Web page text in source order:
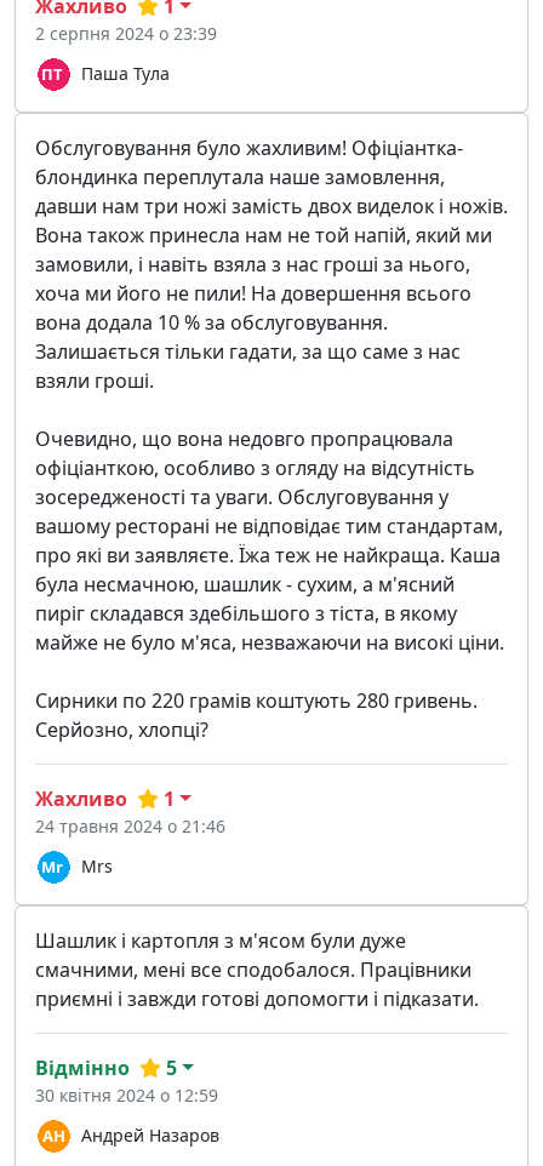
Паша Тула
Жахливо 1
2 серпня 2024 о 23:39
Обслуговування було жахливим! Офіціантка-
блондинка переплутала наше замовлення,
давши нам три ножі замість двох виделок і ножів.
Вона також принесла нам не той напій, який ми
замовили, і навіть взяла з нас гроші за нього,
хоча ми його не пили! На довершення всього
вона додала 10 % за обслуговування.
Залишається тільки гадати, за що саме з нас
взяли гроші.
Очевидно, що вона недовго пропрацювала
офіціанткою, особливо з огляду на відсутність
зосередженості та уваги. Обслуговування у
вашому ресторані не відповідає тим стандартам,
про які ви заявляєте. Їжа теж не найкраща. Каша
була несмачною, шашлик - сухим, а м'ясний
пиріг складався здебільшого з тіста, в якому
майже не було м'яса, незважаючи на високі ціни.
Сирники по 220 грамів коштують 280 гривень.
Серйозно, хлопці?
Mrs
Жахливо 1
24 травня 2024 о 21:46
Шашлик і картопля з м'ясом були дуже
смачними, мені все сподобалося. Працівники
приємні і завжди готові допомогти і підказати.
Андрей Назаров
Відмінно 5
30 квітня 2024 о 12:59